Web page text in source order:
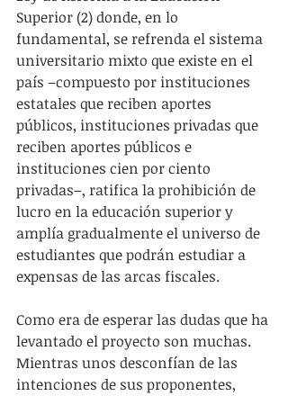
Superior (2) donde, en lo
fundamental, se refrenda el sistema
universitario mixto que existe en el
país –compuesto por instituciones
estatales que reciben aportes
públicos, instituciones privadas que
reciben aportes públicos e
instituciones cien por ciento
privadas–, ratifica la prohibición de
lucro en la educación superior y
amplía gradualmente el universo de
estudiantes que podrán estudiar a
expensas de las arcas fiscales.
Como era de esperar las dudas que ha
levantado el proyecto son muchas.
Mientras unos desconfían de las
intenciones de sus proponentes,